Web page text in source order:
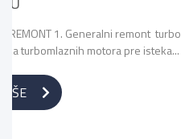
PROČITAJ VIŠE